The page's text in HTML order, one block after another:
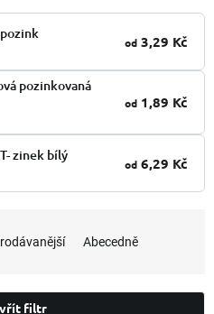
od 3,29 Kč
pozinkovaná
od 1,89 Kč
zinek bílý
od 6,29 Kč
Abecedně
filtr